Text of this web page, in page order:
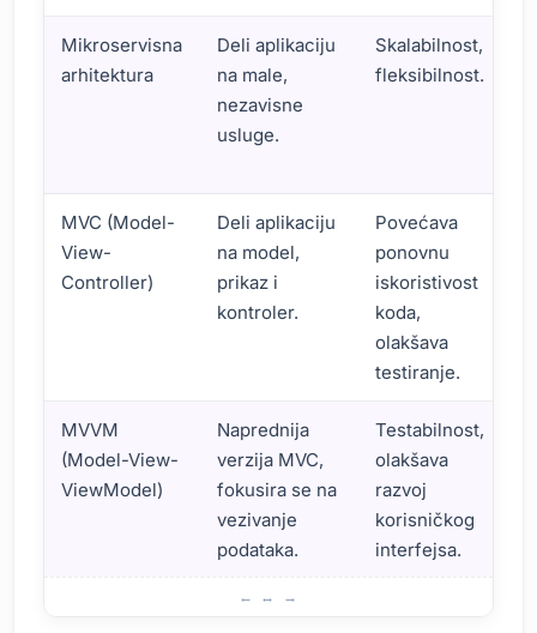
Mikroservisna
arhitektura
Deli aplikaciju
na male,
nezavisne
usluge.
Skalabilnost,
fleksibilnost.
MVC (Model-
View-
Controller)
Deli aplikaciju
na model,
prikaz i
kontroler.
Povećava
ponovnu
iskoristivost
koda,
olakšava
testiranje.
MVVM
(Model-View-
ViewModel)
Naprednija
verzija MVC,
fokusira se na
vezivanje
podataka.
Testabilnost,
olakšava
razvoj
korisničkog
interfejsa.